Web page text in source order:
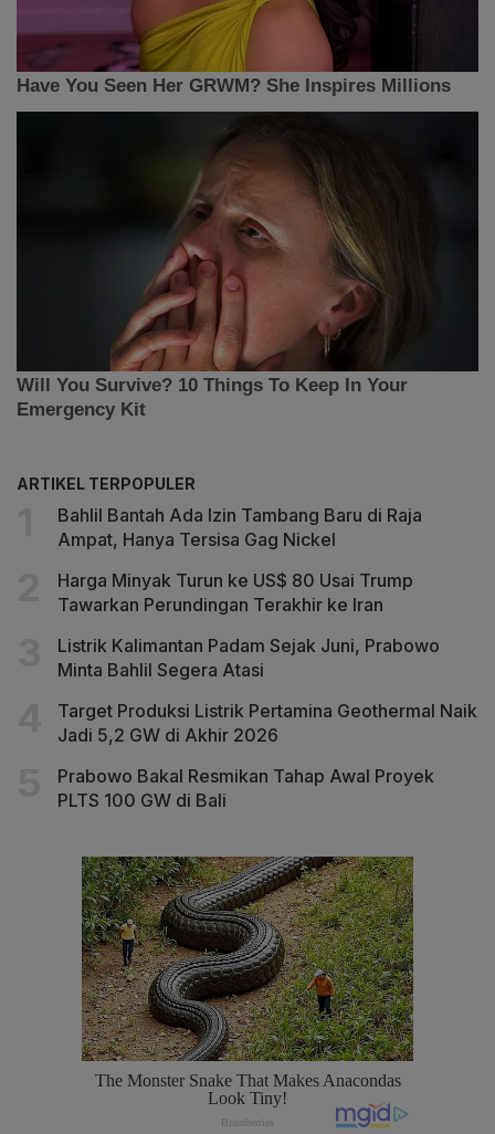
ARTIKEL TERPOPULER
Bahlil Bantah Ada Izin Tambang Baru di Raja
Ampat, Hanya Tersisa Gag Nickel
Harga Minyak Turun ke US$ 80 Usai Trump
Tawarkan Perundingan Terakhir ke Iran
Listrik Kalimantan Padam Sejak Juni, Prabowo
Minta Bahlil Segera Atasi
Target Produksi Listrik Pertamina Geothermal Naik
Jadi 5,2 GW di Akhir 2026
Prabowo Bakal Resmikan Tahap Awal Proyek
PLTS 100 GW di Bali